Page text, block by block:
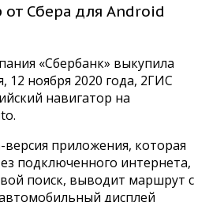
Сбера для Android
«Сбербанк» выкупила
12 ноября 2020 года, 2ГИС
навигатор на
приложения, которая
подключенного интернета,
поиск, выводит маршрут с
дисплей